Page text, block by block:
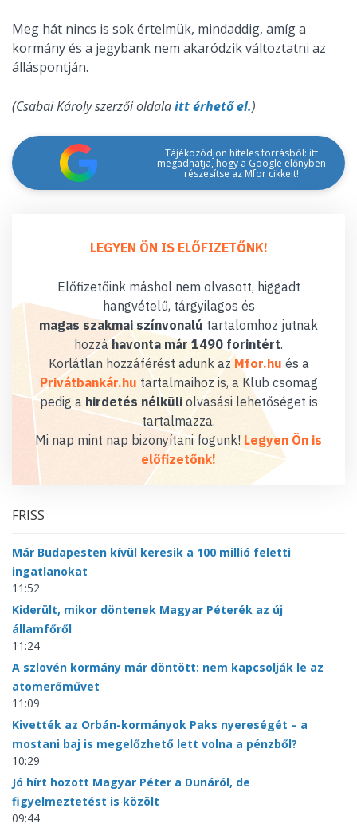
Meg hát nincs is sok értelmük, mindaddig, amíg a
kormány és a jegybank nem akaródzik változtatni az
álláspontján.
(Csabai Károly szerzői oldalaitt érhető el.)
Tájékozódjon hiteles forrásból: itt
megadhatja, hogy a Google előnyben
részesítse az Mfor cikkeit!
LEGYEN ÖN IS ELŐFIZETŐNK!
Előfizetőink máshol nem olvasott, higgadt
hangvételű, tárgyilagos és
magas szakmai színvonalú tartalomhoz jutnak
hozzáhavonta már 1490 forintért.
Korlátlan hozzáférést adunk az Mfor.hu és a
Privátbankár.hu tartalmaihoz is, a Klub csomag
pedig a hirdetés nélküliolvasási lehetőséget is
tartalmazza.
Mi nap mint nap bizonyítani fogunk! Legyen Ön is
előfizetőnk!
FRISS
Már Budapesten kívül keresik a 100 millió feletti
ingatlanokat
11:52
Kiderült, mikor döntenek Magyar Péterék az új
államfőről
11:24
A szlovén kormány már döntött: nem kapcsolják le az
atomerőművet
11:09
Kivették az Orbán-kormányok Paks nyereségét – a
mostani baj is megelőzhető lett volna a pénzből?
10:29
Jó hírt hozott Magyar Péter a Dunáról, de
figyelmeztetést is közölt
09:44